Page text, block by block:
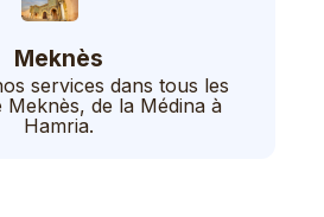
Meknès
services dans tous les
Meknès, de la Médina à
Hamria.